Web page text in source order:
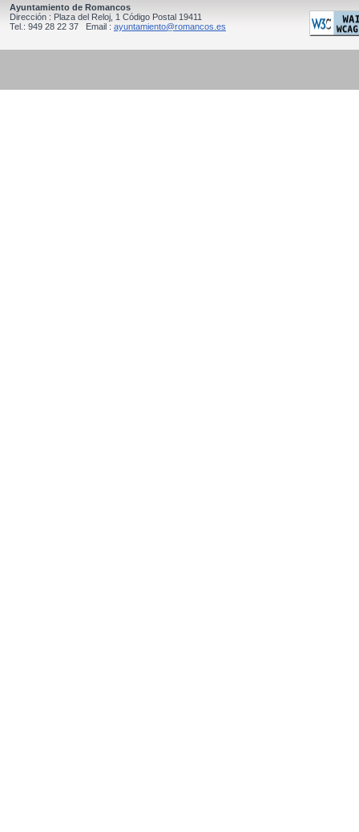
Ayuntamiento de Romancos
Dirección : Plaza del Reloj, 1 Código Postal 19411
Tel.: 949 28 22 37 Email : ayuntamiento@romancos.es